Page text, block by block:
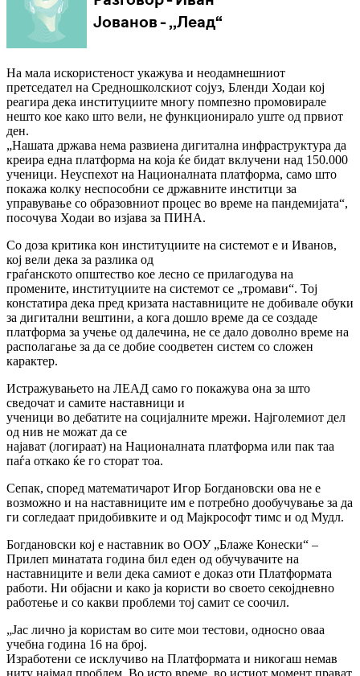
На мала искористеност укажува и неодамнешниот
претседател на Средношколскиот сојуз, Бленди Ходаи кој
реагира дека институциите многу помпезно промовирале
нешто кое како што вели, не функционирало уште од првиот
ден.
„Нашата држава нема развиена дигитална инфраструктура да
креира една платформа на која ќе бидат вклучени над 150.000
ученици. Неуспехот на Националната платформа, само што
покажа колку неспособни се државните инститци за
управување со образовниот процес во време на пандемијата“,
посочува Ходаи во изјава за ПИНА.
Со доза критика кон институциите на системот е и Иванов,
кој вели дека за разлика од
граѓанското општество кое лесно се прилагодува на
промените, институциите на системот се „тромави“. Тој
констатира дека пред кризата наставниците не добивале обуки
за дигитални вештини, а кога дошло време да се создаде
платформа за учење од далечина, не се дало доволно време на
располагање за да се добие соодветен систем со сложен
карактер.
Истражувањето на ЛЕАД само го покажува она за што
сведочат и самите наставници и
ученици во дебатите на социјалните мрежи. Најголемиот дел
од нив не можат да се
најават (логираат) на Националната платформа или пак таа
паѓа откако ќе го сторат тоа.
Сепак, според математичарот Игор Богдановски ова не е
возможно и на наставниците им е потребно дообучување за да
ги согледаат придобивките и од Мајкрософт тимс и од Мудл.
Богдановски кој е наставник во ООУ „Блаже Конески“ –
Прилеп минатата година бил еден од обучувачите на
наставниците и вели дека самиот е доказ оти Платформата
работи. Ни објасни и како ја користи во своето секојдневно
работење и со какви проблеми тој самит се соочил.
„Јас лично ја користам во сите мои тестови, односно оваа
учебна година 16 на број.
Изработени се исклучиво на Платформата и никогаш немав
ниту најмал проблем. Во исто време, во истиот момент прават